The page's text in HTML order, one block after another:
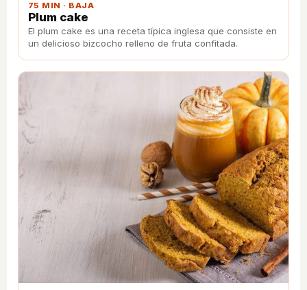
75 MIN · BAJA
Plum cake
El plum cake es una receta típica inglesa que consiste en
un delicioso bizcocho relleno de fruta confitada.